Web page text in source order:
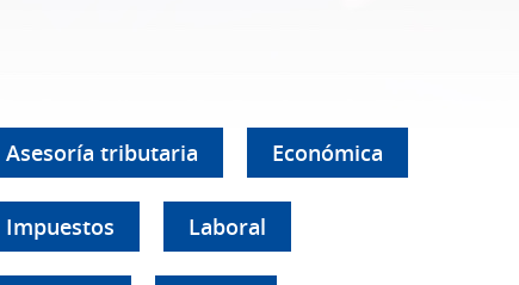
Asesoría tributaria Económica
Impuestos Laboral